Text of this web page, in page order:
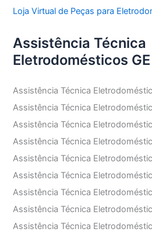
Loja Virtual de Peças para
Assistência Técnica
Eletrodomésticos GE
Assistência Técnica
Assistência Técnica
Assistência Técnica
Assistência Técnica
Assistência Técnica
Assistência Técnica
Assistência Técnica
Assistência Técnica
Assistência Técnica